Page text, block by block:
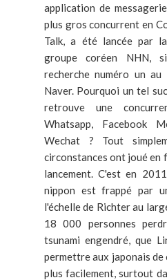
application de
plus gros concurrent en
Talk, a été lancée par
groupe coréen NHN,
recherche numéro un
Naver. Pourquoi un tel
retrouve une
Whatsapp, Facebook
Wechat ? Tout
circonstances ont joué en
lancement. C'est en
nippon est frappé par
l'échelle de Richter au
18 000 personnes
tsunami engendré, que
permettre aux japonais
plus facilement, surtout